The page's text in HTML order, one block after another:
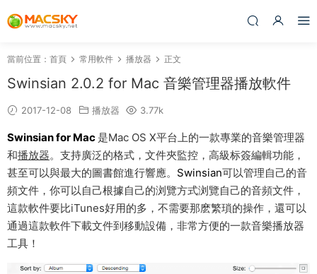
當前位置： 首頁 常用軟件 播放器 正文
Swinsian 2.0.2 for Mac 音樂管理器播放軟件
2017-12-08 播放器 3.77k
Swinsianfor Mac 是Mac OS X平台上的一款專業的音樂管理器
和播放器。支持廣泛的格式，文件夾監控，高級标簽編輯功能，
甚至可以與最大的圖書館進行響應。 Swinsian可以管理自己的音
頻文件，你可以自己根據自己的浏覽方式浏覽自己的音頻文件，
這款軟件要比iTunes好用的多，不需要那麽繁瑣的操作，還可以
通過這款軟件下載文件到移動設備，非常方便的一款音樂播放器
工具！